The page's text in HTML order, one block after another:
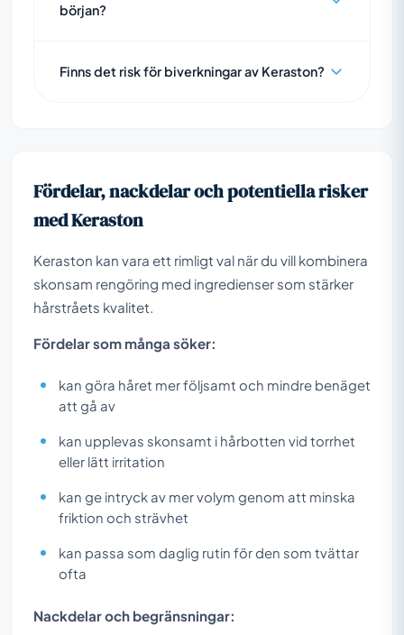
början?
Finns det risk för biverkningar av Keraston?
Fördelar, nackdelar och potentiella risker
med Keraston
Keraston kan vara ett rimligt val när du vill kombinera
skonsam rengöring med ingredienser som stärker
hårstråets kvalitet.
Fördelar som många söker:
kan göra håret mer följsamt och mindre benäget
att gå av
kan upplevas skonsamt i hårbotten vid torrhet
eller lätt irritation
kan ge intryck av mer volym genom att minska
friktion och strävhet
kan passa som daglig rutin för den som tvättar
ofta
Nackdelar och begränsningar: